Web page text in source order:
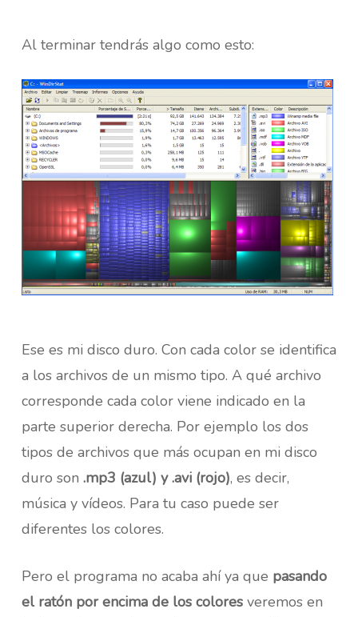
Al terminar tendrás algo como esto:
Ese es mi disco duro. Con cada color se identifica
a los archivos de un mismo tipo. A qué archivo
corresponde cada color viene indicado en la
parte superior derecha. Por ejemplo los dos
tipos de archivos que más ocupan en mi disco
duro son .mp3 (azul) y .avi (rojo), es decir,
música y vídeos. Para tu caso puede ser
diferentes los colores.
Pero el programa no acaba ahí ya que pasando
el ratón por encima de los coloresveremos en